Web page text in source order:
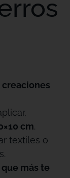
cm.
textiles o
más te